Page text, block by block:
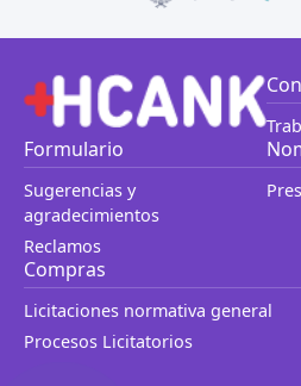
Formulario
Sugerencias y
agradecimientos
Reclamos
Compras
Licitaciones normativa general
Procesos Licitatorios